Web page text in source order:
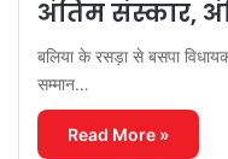
अंतिम संस्कार,
बलिया के रसड़ा से बसपा
सम्मान…
Read More »